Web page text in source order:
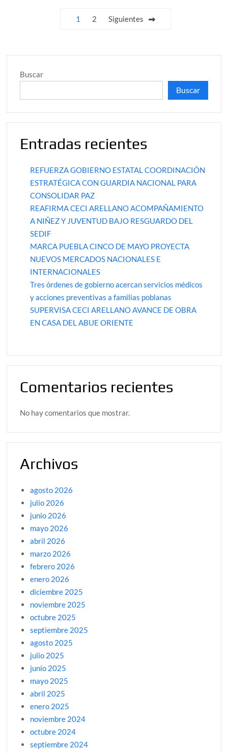
se
de
mil
universitarios
Paginación1 2 Siguientes
Buscar
Buscar
Entradas recientes
REFUERZA GOBIERNO ESTATAL COORDINACIÓN
ESTRATÉGICA CON GUARDIA NACIONAL PARA
CONSOLIDAR PAZ
REAFIRMA CECI ARELLANO ACOMPAÑAMIENTO
A NIÑEZ Y JUVENTUD BAJO RESGUARDO DEL
SEDIF
MARCA PUEBLA CINCO DE MAYO PROYECTA
NUEVOS MERCADOS NACIONALES E
INTERNACIONALES
Tres órdenes de gobierno acercan servicios médicos
y acciones preventivas a familias poblanas
SUPERVISA CECI ARELLANO AVANCE DE OBRA
EN CASA DEL ABUE ORIENTE
Comentarios recientes
No hay comentarios que mostrar.
Archivos
agosto 2026
julio 2026
junio 2026
mayo 2026
abril 2026
marzo 2026
febrero 2026
enero 2026
diciembre 2025
noviembre 2025
octubre 2025
septiembre 2025
agosto 2025
julio 2025
junio 2025
mayo 2025
abril 2025
enero 2025
noviembre 2024
octubre 2024
septiembre 2024